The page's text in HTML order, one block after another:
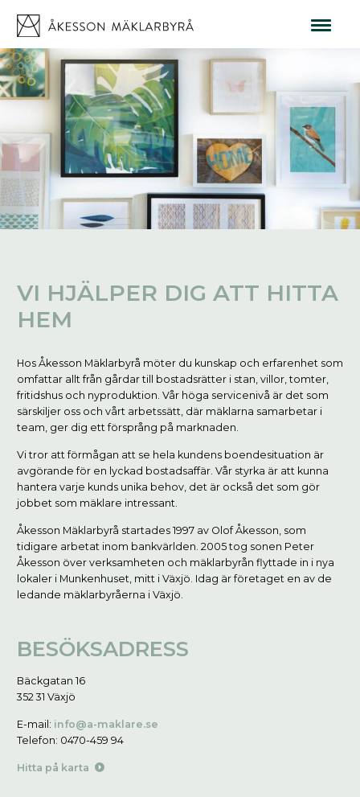
VI HJÄLPER DIG ATT HITTA
HEM
Hos Åkesson Mäklarbyrå möter du kunskap och erfarenhet som
omfattar allt från gårdar till bostadsrätter i stan, villor, tomter,
fritidshus och nyproduktion. Vår höga servicenivå är det som
särskiljer oss och vårt arbetssätt, där mäklarna samarbetar i
team, ger dig ett försprång på marknaden.
Vi tror att förmågan att se hela kundens boendesituation är
avgörande för en lyckad bostadsaffär. Vår styrka är att kunna
hantera varje kunds unika behov, det är också det som gör
jobbet som mäklare intressant.
Åkesson Mäklarbyrå startades 1997 av Olof Åkesson, som
tidigare arbetat inom bankvärlden. 2005 tog sonen Peter
Åkesson över verksamheten och mäklarbyrån flyttade in i nya
lokaler i Munkenhuset, mitt i Växjö. Idag är företaget en av de
ledande mäklarbyråerna i Växjö.
BESÖKSADRESS
Bäckgatan 16
352 31 Växjö
E-mail: info@a-maklare.se
Telefon: 0470-459 94
Hitta på karta